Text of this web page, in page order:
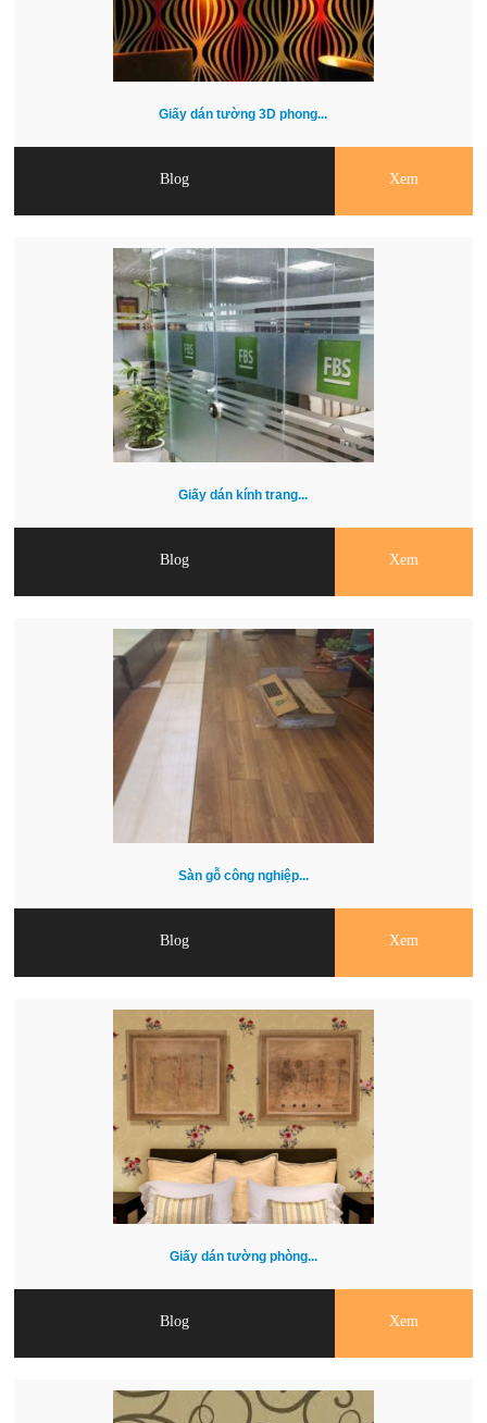
Giấy dán tường 3D phong...
Blog Xem
Giấy dán kính trang...
Blog Xem
Sàn gỗ công nghiệp...
Blog Xem
Giấy dán tường phòng...
Blog Xem